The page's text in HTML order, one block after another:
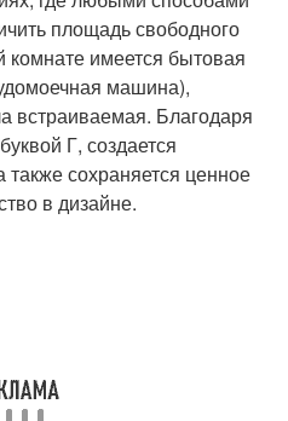
площадь свободного
комнате имеется бытовая
машина),
встраиваемая. Благодаря
Г, создается
сохраняется ценное
в дизайне.